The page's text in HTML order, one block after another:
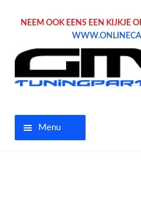
NEEM OOK EENS EEN KIJKJE
Menu